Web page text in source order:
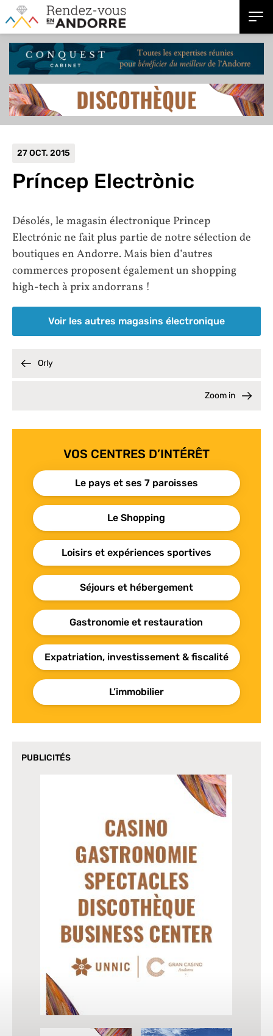
27 OCT. 2015
Príncep Electrònic
Désolés, le magasin électronique Princep
Electrónic ne fait plus partie de notre sélection de
boutiques en Andorre. Mais bien d’autres
commerces proposent également un shopping
high-tech à prix andorrans !
Voir les autres magasins électronique
VOS CENTRES D’INTÉRÊT
Le pays et ses 7 paroisses
Le Shopping
Loisirs et expériences sportives
Séjours et hébergement
Gastronomie et restauration
Expatriation, investissement & fiscalité
L’immobilier
PUBLICITÉS
Orly
Zoom in